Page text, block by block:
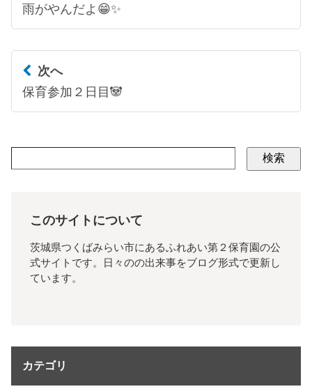
雨がやんだよ😁✨
次へ
保育参加２日目🐼
検索
このサイトについて
茨城県つくばみらい市にあるふれあい第２保育園の公
式サイトです。日々のの出来事をブログ形式で更新し
ています。
カテゴリ